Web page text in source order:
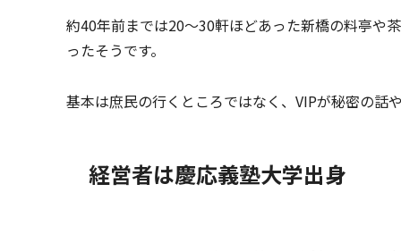
約40年前までは20～30軒ほどあった新橋の料亭や
ったそうです。
基本は庶民の行くところではなく、VIPが秘密の話
経営者は慶応義塾大学出身